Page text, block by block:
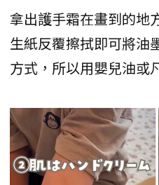
拿出護手霜在畫到的地
生紙反覆擦拭即可將油
方式，所以用嬰兒油或